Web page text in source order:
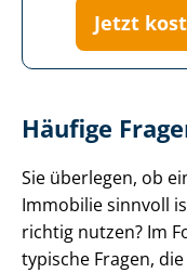
Jetzt
Häufige
Sie überlegen, ob
Immobilie sinnvoll
richtig nutzen? Im
typische Fragen,